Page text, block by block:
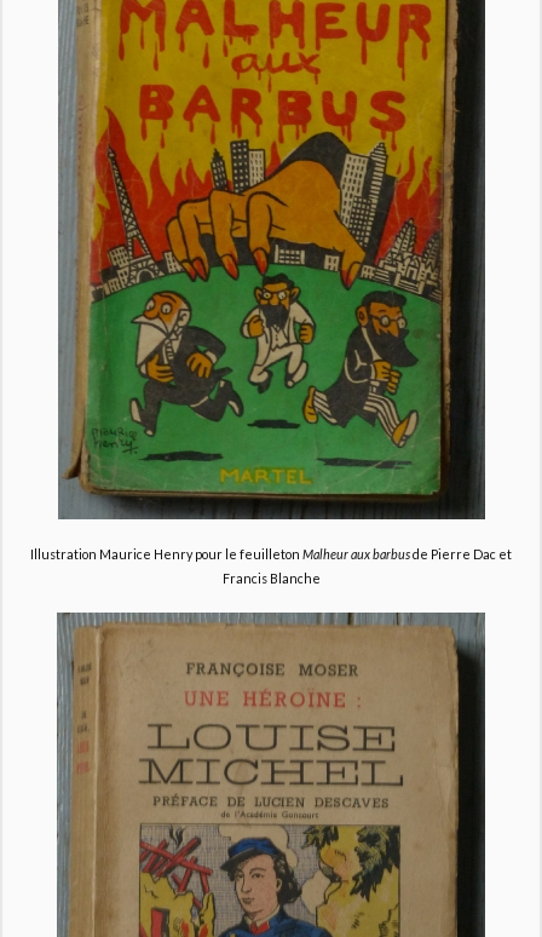
Illustration Maurice Henry pour le feuilleton Malheur aux barbusde Pierre Dac et
Francis Blanche